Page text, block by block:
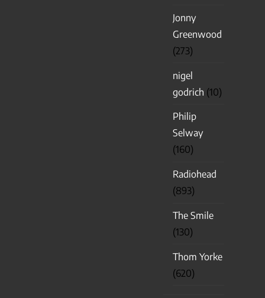
Jonny
Greenwood
(273)
nigel
godrich (10)
Philip
Selway
(160)
Radiohead
(893)
The Smile
(130)
Thom Yorke
(620)